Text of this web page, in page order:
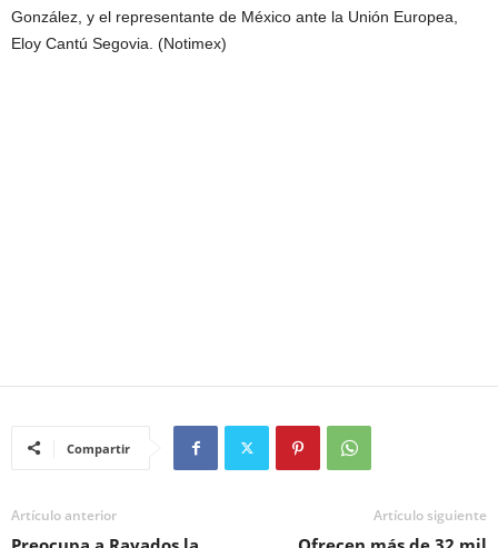
González, y el representante de México ante la Unión Europea,
Eloy Cantú Segovia. (Notimex)
Compartir
Artículo anterior Artículo siguiente